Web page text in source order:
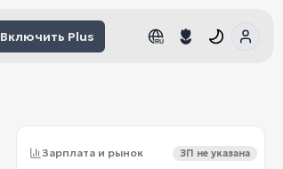
Включить Plus RU
Зарплата и рынок ЗП не указана